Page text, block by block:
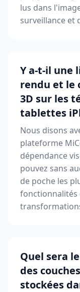
lus dans
surveillance et
Y a-t-il une
rendu et le
3D sur les
tablettes
Nous disons
plateforme
dépendance
pouvez sans
de poche les
fonctionnalités
Quel sera
des
stockées